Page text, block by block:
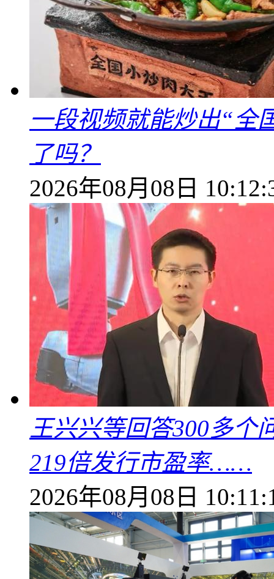
一段视频就能炒出“全
了吗？
2026年08月08日
王兴兴等回答300多个
219倍发行市盈率……
2026年08月08日